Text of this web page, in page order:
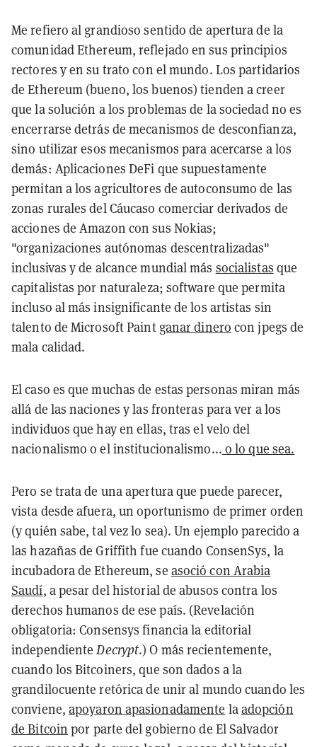
Me refiero al grandioso sentido de apertura de la
comunidad Ethereum, reflejado en sus principios
rectores y en su trato con el mundo. Los partidarios
de Ethereum (bueno, los buenos) tienden a creer
que la solución a los problemas de la sociedad no es
encerrarse detrás de mecanismos de desconfianza,
sino utilizar esos mecanismos para acercarse a los
demás: Aplicaciones DeFi que supuestamente
permitan a los agricultores de autoconsumo de las
zonas rurales del Cáucaso comerciar derivados de
acciones de Amazon con sus Nokias;
"organizaciones autónomas descentralizadas"
inclusivas y de alcance mundial más socialistas que
capitalistas por naturaleza; software que permita
incluso al más insignificante de los artistas sin
talento de Microsoft Paint ganar dinero con jpegs de
mala calidad.
El caso es que muchas de estas personas miran más
allá de las naciones y las fronteras para ver a los
individuos que hay en ellas, tras el velo del
nacionalismo o el institucionalismo... o lo que sea.
Pero se trata de una apertura que puede parecer,
vista desde afuera, un oportunismo de primer orden
(y quién sabe, tal vez lo sea). Un ejemplo parecido a
las hazañas de Griffith fue cuando ConsenSys, la
incubadora de Ethereum, se asoció con Arabia
Saudí, a pesar del historial de abusos contra los
derechos humanos de ese país. (Revelación
obligatoria: Consensys financia la editorial
independienteDecrypt.) O más recientemente,
cuando los Bitcoiners, que son dados a la
grandilocuente retórica de unir al mundo cuando les
conviene, apoyaron apasionadamente laadopción
de Bitcoin por parte del gobierno de El Salvador